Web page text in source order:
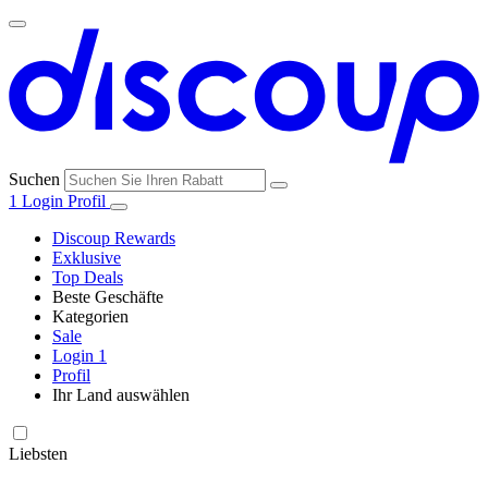
Suchen
1 Login Profil
Discoup Rewards
Exklusive
Top Deals
Beste Geschäfte
Amazon
Kategorien
Sale
Login 1
Profil
Ihr Land auswählen
Liebsten